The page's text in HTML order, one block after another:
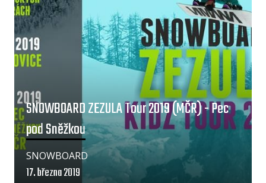
SNOWBOARD ZEZULA Tour 2019 (MČR) - Pec
pod Sněžkou
17. března 2019
SNOWBOARD